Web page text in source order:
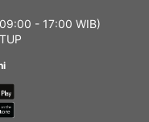
- 17:00 WIB)